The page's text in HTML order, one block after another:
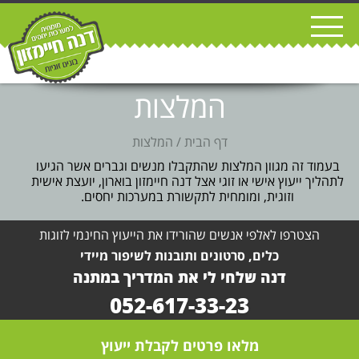
המלצות
דף הבית/ המלצות
בעמוד זה מגוון המלצות שהתקבלו מנשים וגברים אשר הגיעו
לתהליך ייעוץ אישי או זוגי אצל דנה חיימזון בוארון, יועצת אישית
וזוגית, ומומחית לתקשורת במערכות יחסים.
הצטרפו לאלפי אנשים שהורידו את הייעוץ החינמי לזוגות
כלים, סרטונים ותובנות לשיפור מיידי
דנה שלחי לי את המדריך במתנה
052-617-33-23
מלאו פרטים לקבלת ייעוץ